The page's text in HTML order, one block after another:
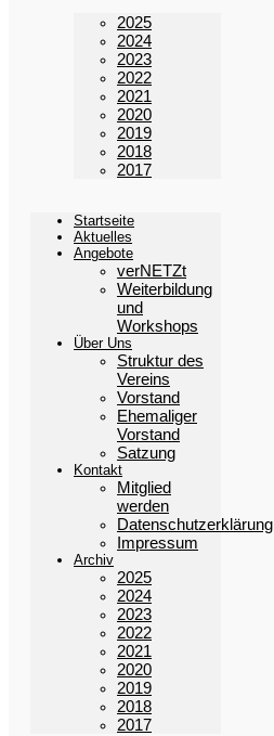
2025
2024
2023
2022
2021
2020
2019
2018
2017
Startseite
Aktuelles
Angebote
verNETZt
Weiterbildung
und
Workshops
Über Uns
Struktur des
Vereins
Vorstand
Ehemaliger
Vorstand
Satzung
Kontakt
Mitglied
werden
Datenschutzerklärung
Impressum
Archiv
2025
2024
2023
2022
2021
2020
2019
2018
2017